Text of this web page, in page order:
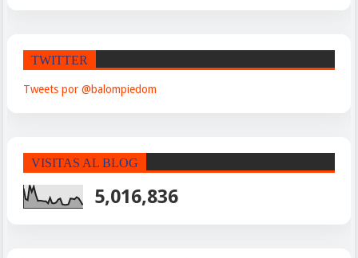
TWITTER
Tweets por @balompiedom
VISITAS AL BLOG
5,016,836